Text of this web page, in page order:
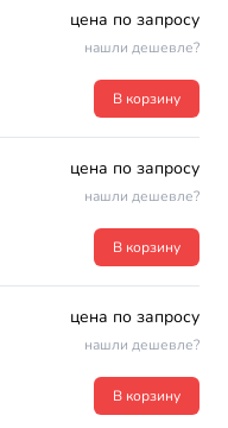
цена по запросу
нашли дешевле?
В корзину
цена по запросу
нашли дешевле?
В корзину
цена по запросу
нашли дешевле?
В корзину